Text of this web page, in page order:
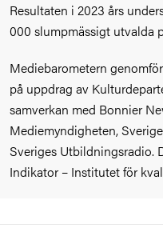
Resultaten i 2023 års
000 slumpmässigt utvalda
Mediebarometern
på uppdrag av
samverkan med Bonnier
Mediemyndigheten,
Sveriges Utbildningsradio.
Indikator – Institutet för